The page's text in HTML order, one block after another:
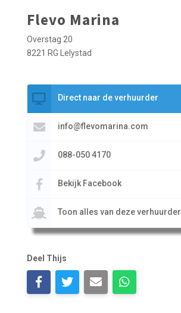
Flevo Marina
Overstag 20
8221 RG Lelystad
Direct naar de verhuurder
info@flevomarina.com
088-050 4170
Bekijk Facebook
Toon alles van deze verhuurder
Deel Thijs